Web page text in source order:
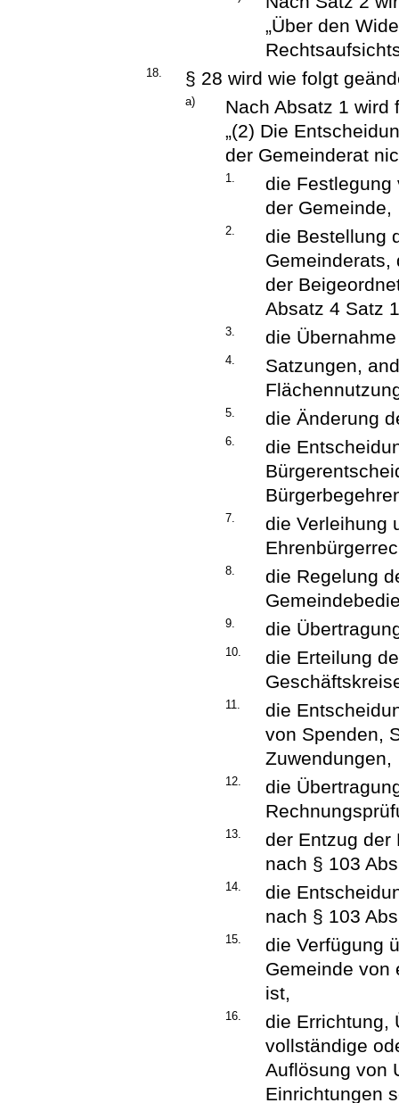
„Über den
18. § 28 wird wie folgt
a)
Nach Absatz 1 wird
„(2) Die
der Gemeinderat
1.
die Festlegung
der Gemeinde,
2.
die Bestellung
Gemeinderats,
der
Absatz 4 Satz
3. die
4.
Satzungen,
5. die Änderung
6.
die
7.
die Verleihung
8.
die Regelung
9. die
10.
die Erteilung
11.
die
von Spenden,
Zuwendungen,
12.
die
13.
der Entzug der
nach § 103
14.
die
nach § 103
15.
die Verfügung
Gemeinde von
ist,
16.
die Errichtung,
vollständige
Auflösung von
Einrichtungen